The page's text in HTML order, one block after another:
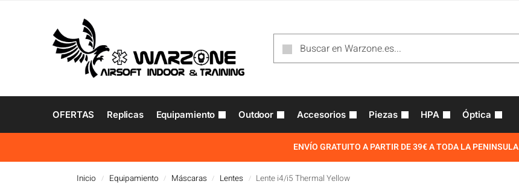
OFERTAS Replicas Equipamiento Outdoor Accesorios Piezas HPA Óptica
ENVÍO GRATUITO A PARTIR DE 39€ A TODA LA PENINSULA
Inicio / Equipamiento / Máscaras / Lentes / Lente i4/i5 Thermal Yellow